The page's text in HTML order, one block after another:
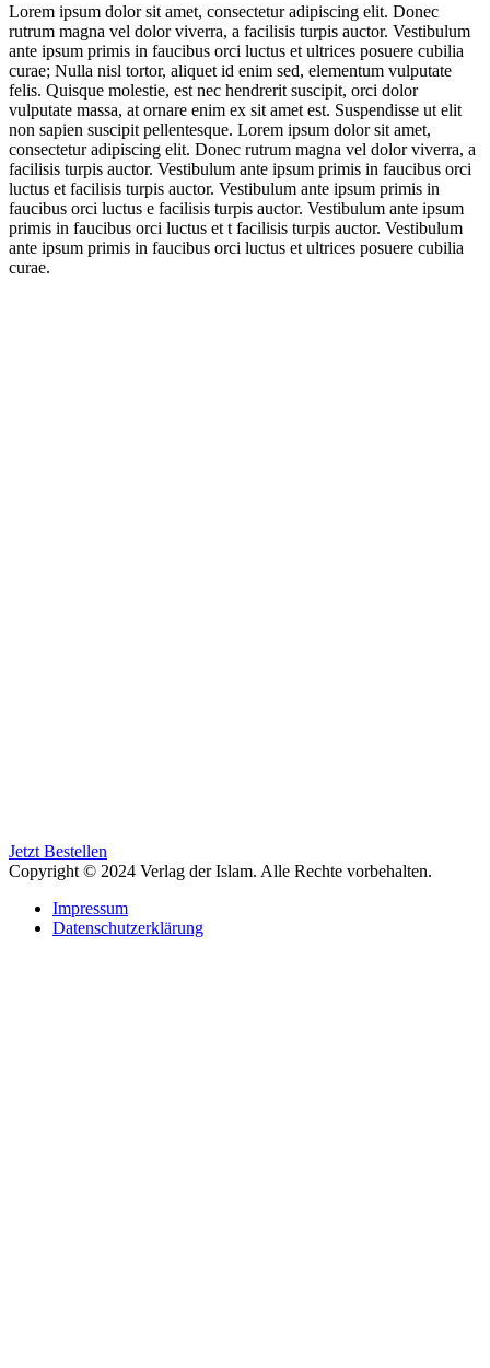
Lorem ipsum dolor sit amet, consectetur adipiscing elit. Donec
rutrum magna vel dolor viverra, a facilisis turpis auctor. Vestibulum
ante ipsum primis in faucibus orci luctus et ultrices posuere cubilia
curae; Nulla nisl tortor, aliquet id enim sed, elementum vulputate
felis. Quisque molestie, est nec hendrerit suscipit, orci dolor
vulputate massa, at ornare enim ex sit amet est. Suspendisse ut elit
non sapien suscipit pellentesque. Lorem ipsum dolor sit amet,
consectetur adipiscing elit. Donec rutrum magna vel dolor viverra, a
facilisis turpis auctor. Vestibulum ante ipsum primis in faucibus orci
luctus et facilisis turpis auctor. Vestibulum ante ipsum primis in
faucibus orci luctus e facilisis turpis auctor. Vestibulum ante ipsum
primis in faucibus orci luctus et t facilisis turpis auctor. Vestibulum
ante ipsum primis in faucibus orci luctus et ultrices posuere cubilia
curae.
Jetzt Bestellen
Copyright © 2024 Verlag der Islam. Alle Rechte vorbehalten.
Impressum
Datenschutzerklärung